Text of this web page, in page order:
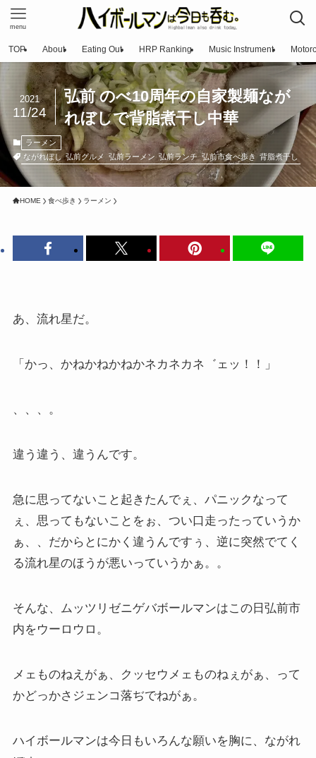
menu
TOP About Eating Out HRP Ranking Music Instrument
弘前 のべ10周年の自家製麺なが
れぼしで背脂煮干し中華
2021
11/24
ラーメン
ながれぼし 弘前グルメ 弘前ラーメン 弘前ランチ 弘前市食べ歩き 背脂煮干し
HOME 食べ歩き ラーメン
あ、流れ星だ。
「かっ、かねかねかねかネカネカネ゛ェッ！！」
、、、。
違う違う、違うんです。
急に思ってないこと起きたんでぇ、パニックなって
ぇ、思ってもないことをぉ、つい口走ったっていうか
ぁ、、だからとにかく違うんですぅ、逆に突然でてく
る流れ星のほうが悪いっていうかぁ。。
そんな、ムッツリゼニゲバボールマンはこの日弘前市
内をウーロウロ。
メェものねえがぁ、クッセウメェものねぇがぁ、って
かどっかさジェンコ落ぢでねがぁ。
ハイボールマンは今日もいろんな願いを胸に、ながれ